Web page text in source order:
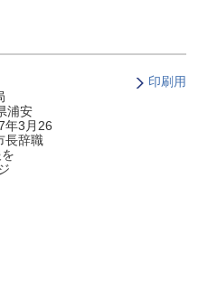
印刷用
浦安
3月26
長辞職